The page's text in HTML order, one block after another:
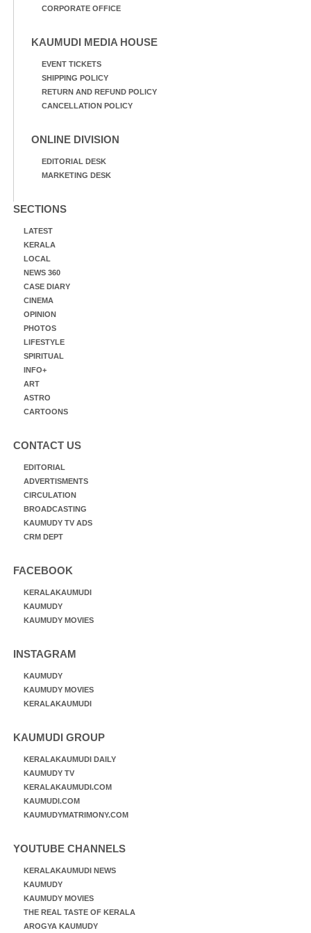
CORPORATE OFFICE
KAUMUDI MEDIA HOUSE
EVENT TICKETS
SHIPPING POLICY
RETURN AND REFUND POLICY
CANCELLATION POLICY
ONLINE DIVISION
EDITORIAL DESK
MARKETING DESK
SECTIONS
LATEST
KERALA
LOCAL
NEWS 360
CASE DIARY
CINEMA
OPINION
PHOTOS
LIFESTYLE
SPIRITUAL
INFO+
ART
ASTRO
CARTOONS
CONTACT US
EDITORIAL
ADVERTISMENTS
CIRCULATION
BROADCASTING
KAUMUDY TV ADS
CRM DEPT
FACEBOOK
KERALAKAUMUDI
KAUMUDY
KAUMUDY MOVIES
INSTAGRAM
KAUMUDY
KAUMUDY MOVIES
KERALAKAUMUDI
KAUMUDI GROUP
KERALAKAUMUDI DAILY
KAUMUDY TV
KERALAKAUMUDI.COM
KAUMUDI.COM
KAUMUDYMATRIMONY.COM
YOUTUBE CHANNELS
KERALAKAUMUDI NEWS
KAUMUDY
KAUMUDY MOVIES
THE REAL TASTE OF KERALA
AROGYA KAUMUDY